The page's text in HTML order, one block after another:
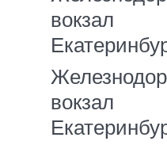
вокзал
вокзал